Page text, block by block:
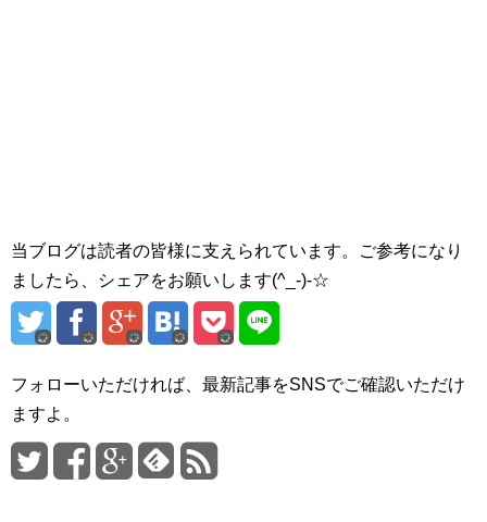
当ブログは読者の皆様に支えられています。ご参考になり
ましたら、シェアをお願いします(^_-)-☆
フォローいただければ、最新記事をSNSでご確認いただけ
ますよ。